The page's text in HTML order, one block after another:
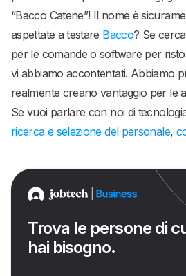
“Bacco Catene”! Il nome è
aspettate a testare Bacco? Se
per le comande o software per
vi abbiamo accontentati. Abbiamo
realmente creano vantaggio per le
Se vuoi parlare con noi di
ricerca e selezione del personale,
Trova le persone di
hai bisogno.